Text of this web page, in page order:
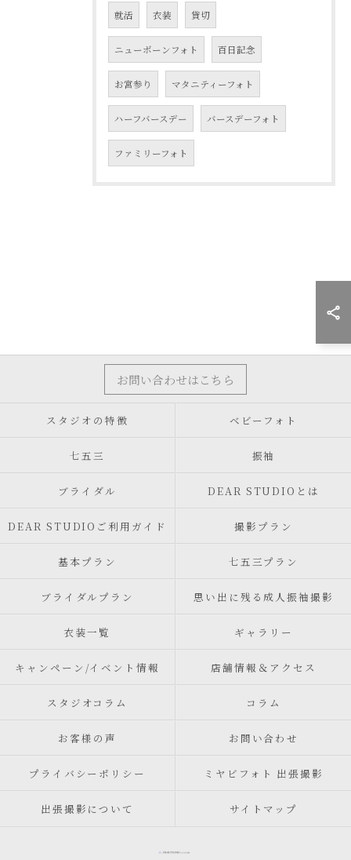
就活 衣装 貸切
ニューボーンフォト 百日記念
お宮参り マタニティーフォト
ハーフバースデー バースデーフォト
ファミリーフォト
お問い合わせはこちら
スタジオの特徴 ベビーフォト
七五三 振袖
ブライダル DEAR STUDIOとは
DEAR STUDIOご利用ガイド 撮影プラン
基本プラン 七五三プラン
ブライダルプラン 思い出に残る成人振袖撮影
衣装一覧 ギャラリー
キャンペーン/イベント情報 店舗情報＆アクセス
スタジオコラム コラム
お客様の声 お問い合わせ
プライバシーポリシー ミヤビフォト 出張撮影
出張撮影について サイトマップ